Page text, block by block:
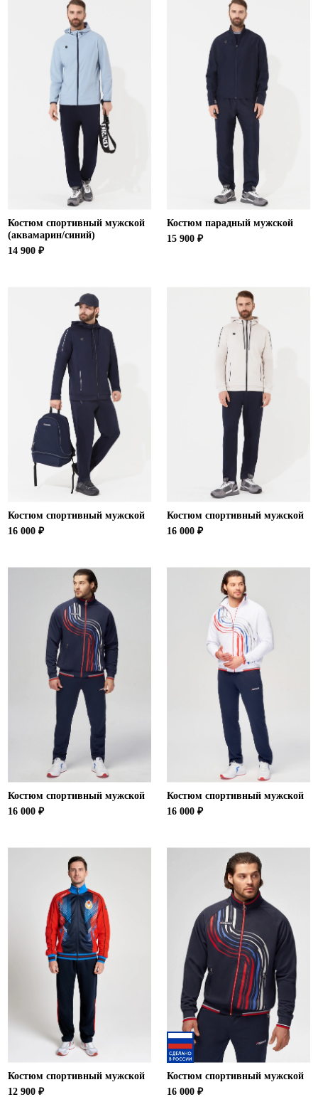
Ханты-Мансийский автономный округ (3)
Челябинская область (2)
Ямало-Ненецкий автономный округ (1)
Ярославская область (1)
Костюм спортивный мужской
(аквамарин/синий)
14 900 ₽
Костюм парадный мужской
15 900 ₽
Костюм спортивный мужской
16 000 ₽
Костюм спортивный мужской
16 000 ₽
Костюм спортивный мужской
16 000 ₽
Костюм спортивный мужской
16 000 ₽
Костюм спортивный мужской
12 900 ₽
Костюм спортивный мужской
16 000 ₽